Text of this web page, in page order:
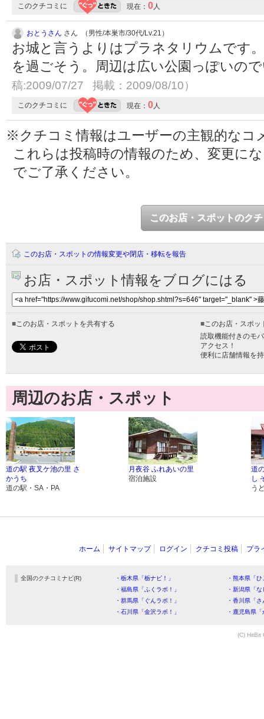
このクチコミに 現在： 0人
おとうさん さん （男性/本巣市/30代/Lv.21）
お城と言うよりはプラネタリウムです
を過ごそう。周辺は広い公園っぽいの
稿:2009/07/27 掲載：2009/08/10）
このクチコミに 現在： 0人
※クチコミ情報はユーザーの主観的なコ
これらは投稿時の情報のため、変更に
でご了承ください。
このお店・スポットのク
このお店・スポットの情報変更や閉店・移転を報告
お店・スポット情報をブログにはる
■このお店・スポットを共有する ■このお店・スポッ
読取機能付きのモ
アクセス！
便利に店舗情報を
周辺のお店・スポット
道の駅 夜叉ケ池の里 さ
かうち
道の駅・SA・PA
月夜谷 ふれあいの里
宿泊施設
道
し
う
ホーム サイトマップ ログイン クチコミ投稿 プラ
全国のクチコミナビ(R) ・栃木県「栃ナビ！」
・熊本県「
・福島県「ふくラボ！」
・新潟県「
・群馬県「ぐんラボ！」
・香川県「
・石川県「金沢ラボ！」
・鹿児島県
(C) HitBit